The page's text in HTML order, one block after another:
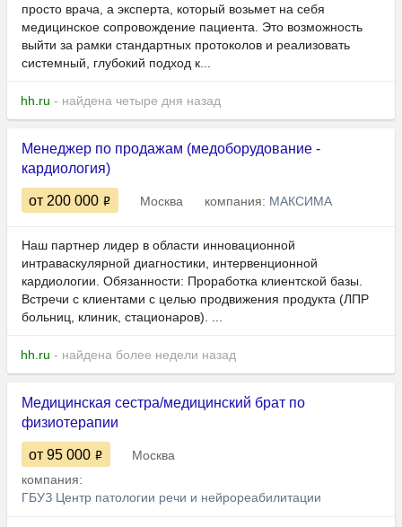
просто врача, а эксперта, который возьмет на себя
медицинское сопровождение пациента. Это возможность
выйти за рамки стандартных протоколов и реализовать
системный, глубокий подход к...
hh.ru - найдена четыре дня назад
Менеджер по продажам (медоборудование -
кардиология)
от 200 000 Москва компания: МАКСИМА
Наш партнер лидер в области инновационной
интраваскулярной диагностики, интервенционной
кардиологии. Обязанности: Проработка клиентской базы.
Встречи с клиентами с целью продвижения продукта (ЛПР
больниц, клиник, стационаров). ...
hh.ru - найдена более недели назад
Медицинская сестра/медицинский брат по
физиотерапии
от 95 000
Москва
компания:
ГБУЗ Центр патологии речи и нейрореабилитации